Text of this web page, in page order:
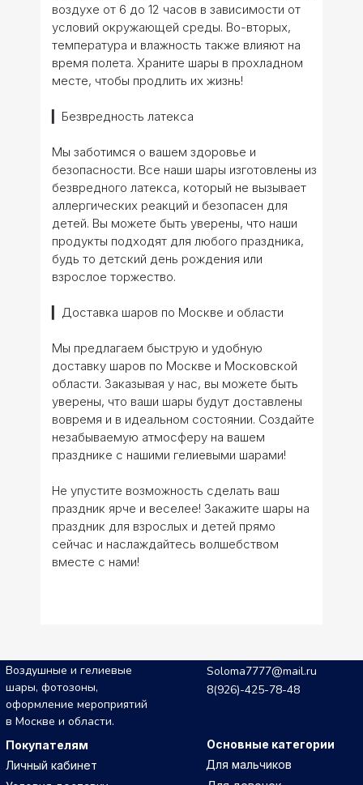
воздухе от 6 до 12 часов в зависимости от
условий окружающей среды. Во-вторых,
температура и влажность также влияют на
время полета. Храните шары в прохладном
месте, чтобы продлить их жизнь!
▎Безвредность латекса
Мы заботимся о вашем здоровье и
безопасности. Все наши шары изготовлены из
безвредного латекса, который не вызывает
аллергических реакций и безопасен для
детей. Вы можете быть уверены, что наши
продукты подходят для любого праздника,
будь то детский день рождения или
взрослое торжество.
▎Доставка шаров по Москве и области
Мы предлагаем быструю и удобную
доставку шаров по Москве и Московской
области. Заказывая у нас, вы можете быть
уверены, что ваши шары будут доставлены
вовремя и в идеальном состоянии. Создайте
незабываемую атмосферу на вашем
празднике с нашими гелиевыми шарами!
Не упустите возможность сделать ваш
праздник ярче и веселее! Закажите шары на
праздник для взрослых и детей прямо
сейчас и наслаждайтесь волшебством
вместе с нами!
Soloma7777@mail.ru
Воздушные и гелиевые
шары, фотозоны,
оформление мероприятий
в Москве и области.
8(926)-425-78-48
Основные категории
Для мальчиков
Покупателям
Личный кабинет